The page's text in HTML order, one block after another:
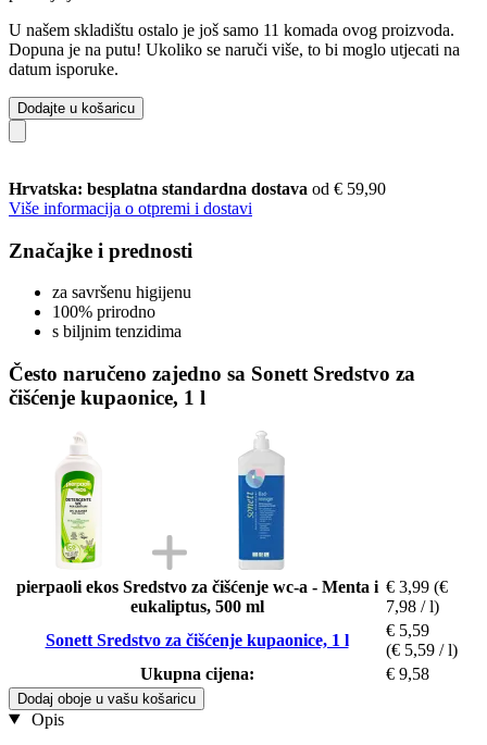
U našem skladištu ostalo je još samo 11 komada ovog proizvoda.
Dopuna je na putu! Ukoliko se naruči više, to bi moglo utjecati na
datum isporuke.
Dodajte u košaricu
Hrvatska: besplatna standardna dostava od € 59,90
Više informacija o otpremi i dostavi
Značajke i prednosti
za savršenu higijenu
100% prirodno
s biljnim tenzidima
Često naručeno zajedno sa Sonett Sredstvo za
čišćenje kupaonice, 1 l
pierpaoli ekos Sredstvo za čišćenje wc-a - Menta i
eukaliptus, 500 ml
€ 3,99 (€
7,98 / l)
Sonett Sredstvo za čišćenje kupaonice, 1 l
€ 5,59
(€ 5,59 / l)
Ukupna cijena:
€ 9,58
Dodaj oboje u vašu košaricu
Opis